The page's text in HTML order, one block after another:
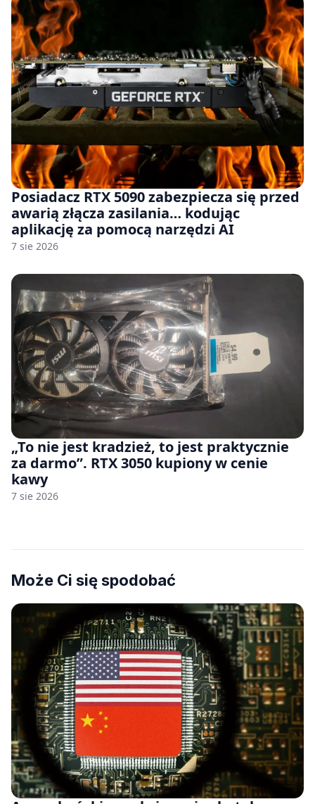
Posiadacz RTX 5090 zabezpiecza się przed
awarią złącza zasilania… kodując
aplikację za pomocą narzędzi AI
7 sie 2026
„To nie jest kradzież, to jest praktycznie
za darmo”. RTX 3050 kupiony w cenie
kawy
7 sie 2026
Może Ci się spodobać